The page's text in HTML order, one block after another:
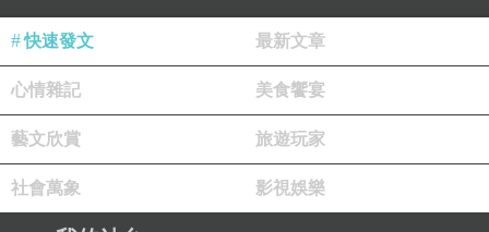
快速發文 最新文章
心情雜記 美食饗宴
藝文欣賞 旅遊玩家
社會萬象 影視娛樂